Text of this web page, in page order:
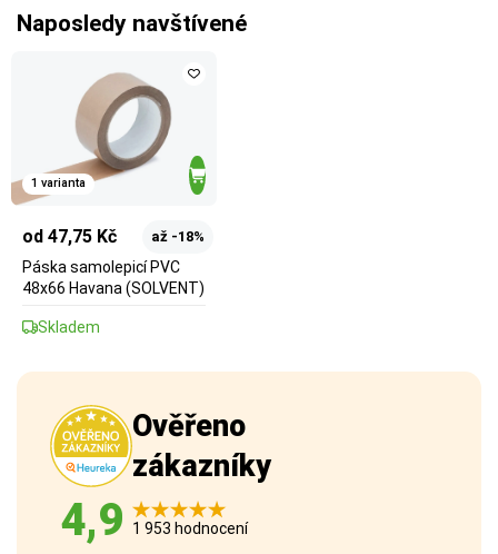
Naposledy navštívené
1 varianta
od 47,75 Kč až -18%
Páska samolepicí PVC
48x66 Havana (SOLVENT)
Skladem
Ověřeno
zákazníky
4,9 1 953 hodnocení